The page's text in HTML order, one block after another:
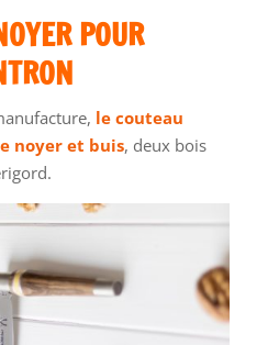
POUR
le couteau
noyer et buis, deux bois